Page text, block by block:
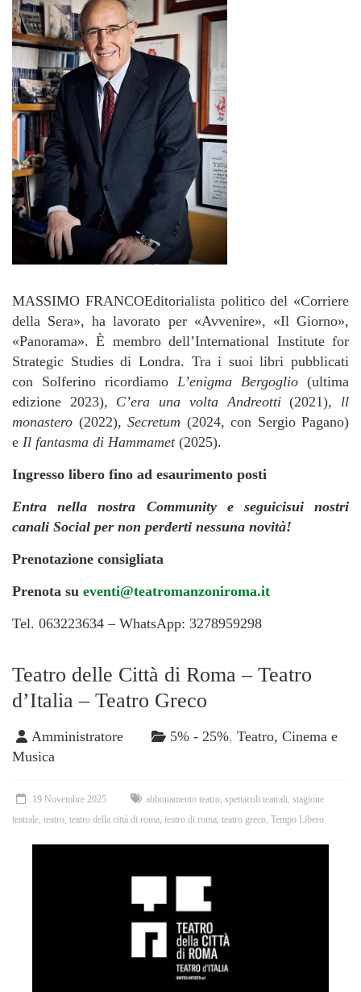
MASSIMO FRANCOEditorialista politico del «Corriere
della Sera», ha lavorato per «Avvenire», «Il Giorno»,
«Panorama». È membro dell’International Institute for
Strategic Studies di Londra. Tra i suoi libri pubblicati
con Solferino ricordiamo L’enigma Bergoglio (ultima
edizione 2023), C’era una volta Andreotti(2021), ll
monastero (2022), Secretum (2024, con Sergio Pagano)
e Il fantasma di Hammamet (2025).
Ingresso libero fino ad esaurimento posti
Entra nella nostra Community e seguicisui nostri
canali Social per non perderti nessuna novità!
Prenotazione consigliata
Prenota su eventi@teatromanzoniroma.it
Tel. 063223634 – WhatsApp: 3278959298
Teatro delle Città di Roma – Teatro
d’Italia – Teatro Greco
Amministratore 5% - 25%, Teatro, Cinema e
Musica
19 Novembre 2025 abbonamento teatro, spettacoli teatrali, stagione
teatrale, teatro, teatro della città di roma, teatro di roma, teatro greco, Tempo Libero